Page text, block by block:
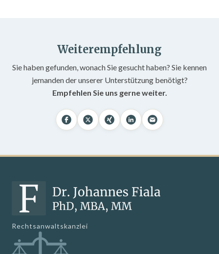
Weiterempfehlung
Sie haben gefunden, wonach Sie gesucht haben? Sie kennen
jemanden der unserer Unterstützung benötigt?
Empfehlen Sie uns gerne weiter.
Rechtsanwaltskanzlei